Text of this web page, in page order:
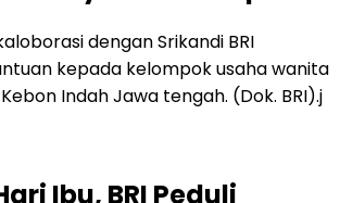
Ibu, BRI Peduli